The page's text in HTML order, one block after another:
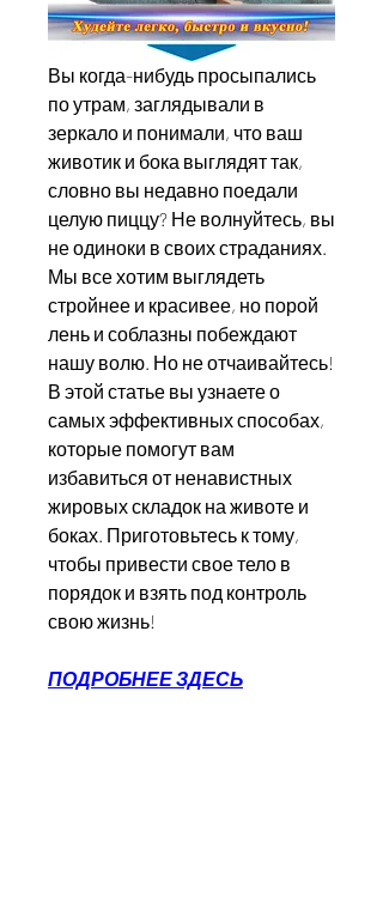
Вы когда-нибудь просыпались
по утрам, заглядывали в
зеркало и понимали, что ваш
животик и бока выглядят так,
словно вы недавно поедали
целую пиццу? Не волнуйтесь, вы
не одиноки в своих страданиях.
Мы все хотим выглядеть
стройнее и красивее, но порой
лень и соблазны побеждают
нашу волю. Но не отчаивайтесь!
В этой статье вы узнаете о
самых эффективных способах,
которые помогут вам
избавиться от ненавистных
жировых складок на животе и
боках. Приготовьтесь к тому,
чтобы привести свое тело в
порядок и взять под контроль
свою жизнь!
ПОДРОБНЕЕ ЗДЕСЬ